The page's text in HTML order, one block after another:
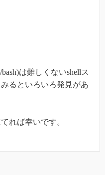
は難しくないshellス
るといろいろ発見があ
れば幸いです。